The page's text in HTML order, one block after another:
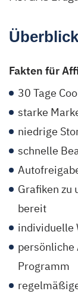
Fakten für
30 Tage
starke
niedrige
schnelle
Grafiken zu
bereit
individuelle
Programm